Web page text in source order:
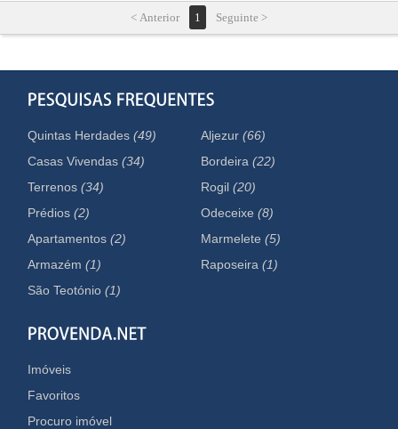
< Anterior 1 Seguinte >
Quintas Herdades(49)
Casas Vivendas(34)
Terrenos(34)
Prédios(2)
Apartamentos(2)
Armazém(1)
Aljezur(66)
Bordeira(22)
Rogil(20)
Odeceixe(8)
Marmelete(5)
Raposeira(1)
São Teotónio(1)
Imóveis
Favoritos
Procuro imóvel